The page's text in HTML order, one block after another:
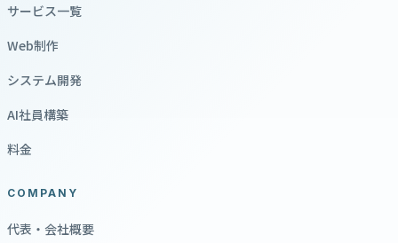
サービス一覧
Web制作
システム開発
AI社員構築
料金
COMPANY
代表・会社概要